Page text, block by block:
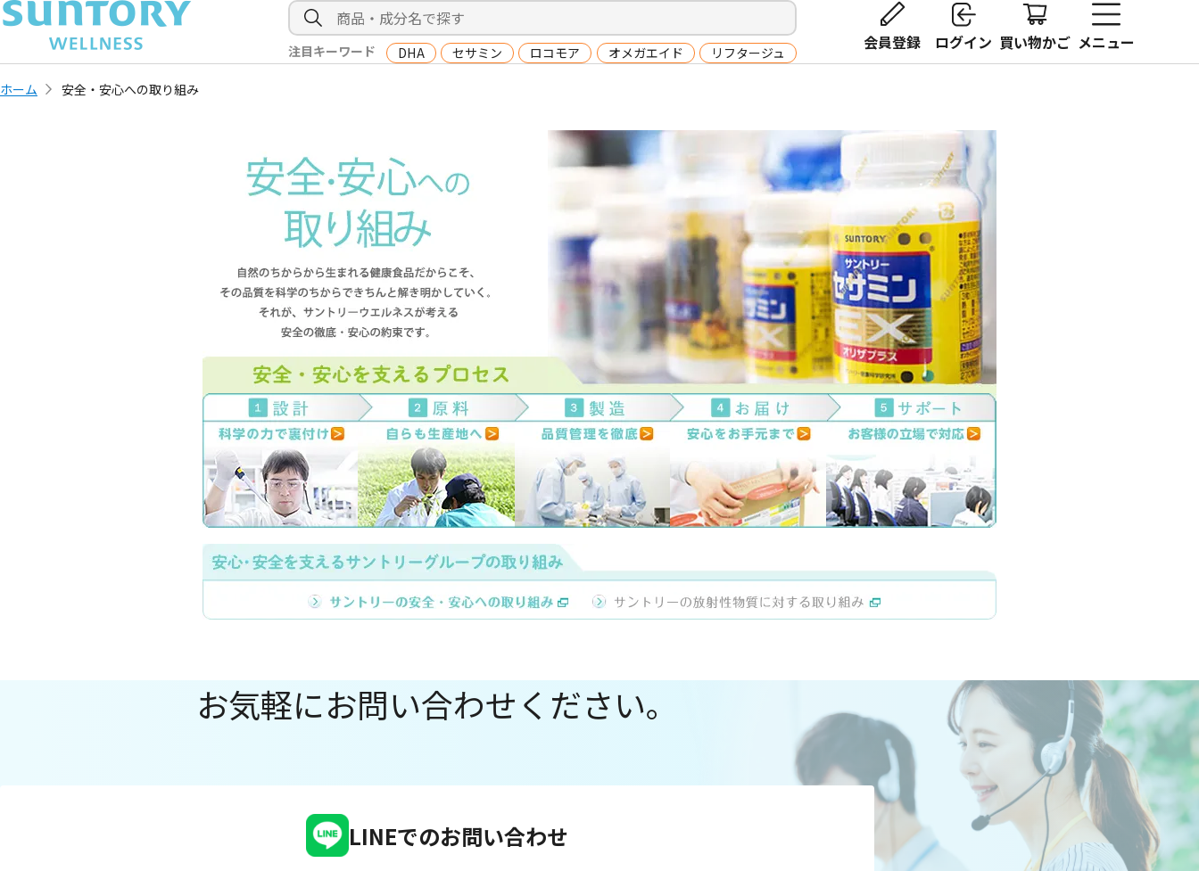
注目キーワード DHA セサミン ロコモア オメガエイド リフタージュ 会員登録 ログイン 買い物かご メニュー
ホーム 安全・安心への取り組み
お気軽にお問い合わせください。
LINEでのお問い合わせ